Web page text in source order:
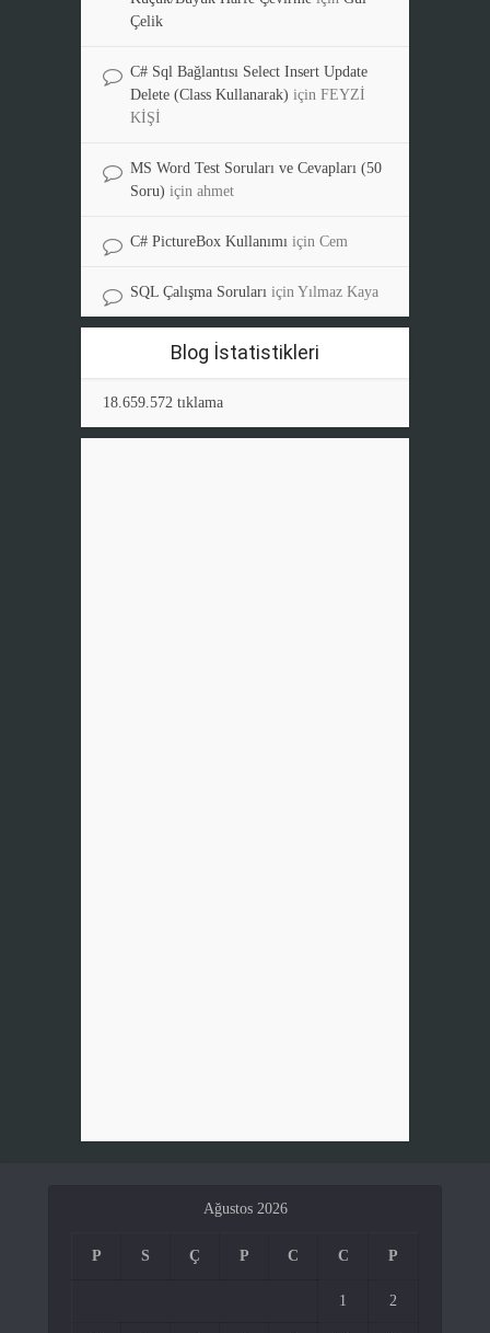
Çelik
C# Sql Bağlantısı Select Insert Update
Delete (Class Kullanarak) için FEYZİ
KİŞİ
MS Word Test Soruları ve Cevapları (50
Soru) için ahmet
C# PictureBox Kullanımı için Cem
SQL Çalışma Soruları için Yılmaz Kaya
Blog İstatistikleri
18.659.572 tıklama
Ağustos 2026
P S Ç P C C P
1 2